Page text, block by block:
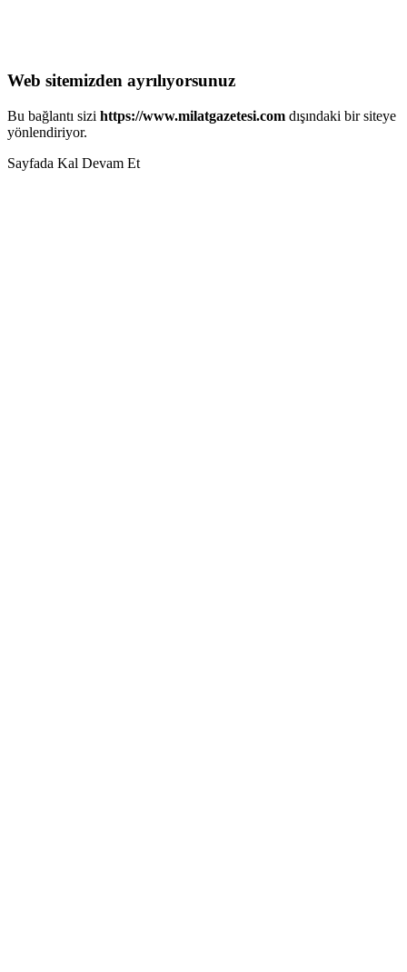
Web sitemizden ayrılıyorsunuz
Bu bağlantı sizi https://www.milatgazetesi.com dışındaki bir siteye
yönlendiriyor.
Sayfada Kal Devam Et